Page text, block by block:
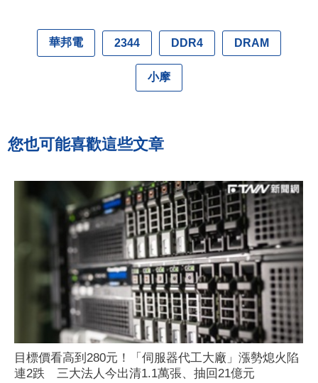
華邦電 2344 DDR4 DRAM
小摩
您也可能喜歡這些文章
目標價看高到280元！「伺服器代工大廠」漲勢熄火陷
連2跌 三大法人今出清1.1萬張、抽回21億元